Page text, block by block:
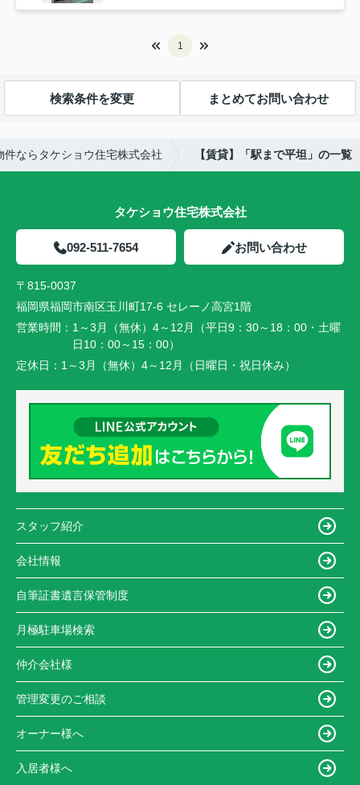
1
検索条件を変更 まとめてお問い合わせ
件ならタケショウ住宅株式会社 【賃貸】「駅まで平坦」の一覧
タケショウ住宅株式会社
092-511-7654 お問い合わせ
〒815-0037
福岡県福岡市南区玉川町17-6 セレーノ高宮1階
営業時間： 1～3月（無休）4～12月（平日9：30～18：00・土曜
日10：00～15：00）
定休日： 1～3月（無休）4～12月（日曜日・祝日休み）
スタッフ紹介
会社情報
自筆証書遺言保管制度
月極駐車場検索
仲介会社様
管理変更のご相談
オーナー様へ
入居者様へ